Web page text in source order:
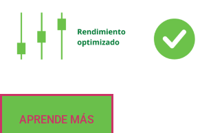
APRENDE MÁS